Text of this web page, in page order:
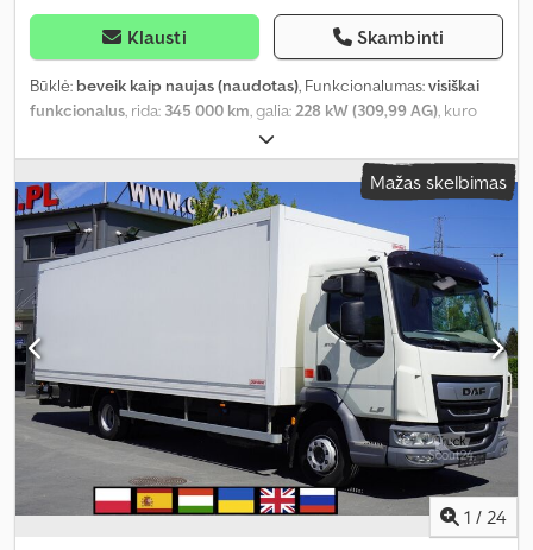
Klausti Skambinti
Būklė: beveik kaip naujas (naudotas), Funkcionalumas:visiškai
funkcionalus, rida: 345 000 km, galia:228 kW (309,99 AG), kuro
9 975 kg
8 025 kg, bendras svoris:18 000 kg, ašių konfigūracija:4x2, ratų
bazė:4 250 mm, kuras:dyzelinas, vairuotojo kabina:dieninė
kabina, pavaros tipas:mechaninis, emisijos klasė:
, pakaba:
plienas-oras, Gamybos metai: 2015 , Įranga:
diferencialo užraktas,
kranas, priekabos jungtis
Mažas skelbimas
1 / 24